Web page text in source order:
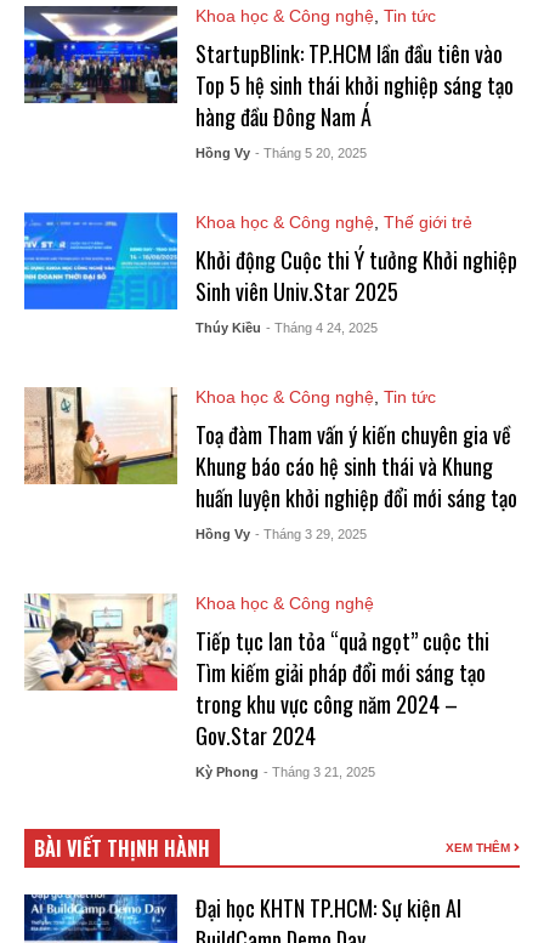
Khoa học & Công nghệ, Tin tức
StartupBlink: TP.HCM lần đầu tiên vào
Top 5 hệ sinh thái khởi nghiệp sáng tạo
hàng đầu Đông Nam Á
Hồng Vy - Tháng 5 20, 2025
Khoa học & Công nghệ, Thế giới trẻ
Khởi động Cuộc thi Ý tưởng Khởi nghiệp
Sinh viên Univ.Star 2025
Thúy Kiều - Tháng 4 24, 2025
Khoa học & Công nghệ, Tin tức
Toạ đàm Tham vấn ý kiến chuyên gia về
Khung báo cáo hệ sinh thái và Khung
huấn luyện khởi nghiệp đổi mới sáng tạo
Hồng Vy - Tháng 3 29, 2025
Khoa học & Công nghệ
Tiếp tục lan tỏa “quả ngọt” cuộc thi
Tìm kiếm giải pháp đổi mới sáng tạo
trong khu vực công năm 2024 –
Gov.Star 2024
Kỳ Phong - Tháng 3 21, 2025
BÀI VIẾT THỊNH HÀNH XEM THÊM
Đại học KHTN TP.HCM: Sự kiện AI